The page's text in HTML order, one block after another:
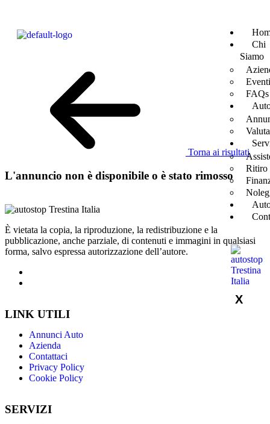
Chi
Siamo
FAQs
Ritiro
X
Torna ai risultati
L'annuncio non è disponibile o è stato rimosso
È vietata la copia, la riproduzione, la redistribuzione e la
pubblicazione, anche parziale, di contenuti e immagini in qualsiasi
forma, salvo espressa autorizzazione dell’autore.
LINK UTILI
Annunci Auto
Azienda
Contattaci
Privacy Policy
Cookie Policy
SERVIZI